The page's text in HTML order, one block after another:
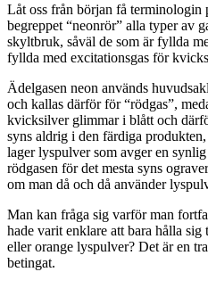
Låt oss från början få terminologin
begreppet “neonrör” alla typer av
skyltbruk, såväl de som är fyllda
fyllda med excitationsgas för
Ädelgasen neon används
och kallas därför för “rödgas”,
kvicksilver glimmar i blått och
syns aldrig i den färdiga
lager lyspulver som avger en
rödgasen för det mesta syns
om man då och då använder
Man kan fråga sig varför man
hade varit enklare att bara hålla
eller orange lyspulver? Det är en
betingat.